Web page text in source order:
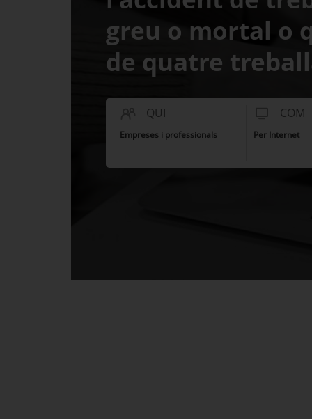
greu o mortal o
de quatre
QUI
Empreses i professionals
COM
Per Internet